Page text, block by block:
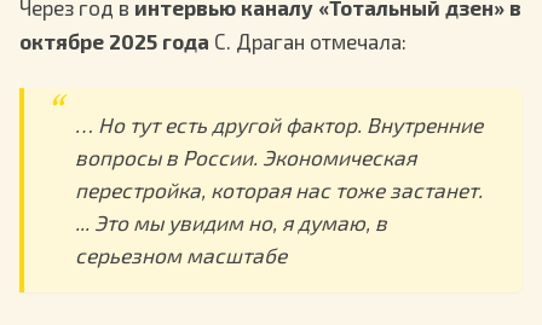
Через год в интервью каналу «Тотальный дзен» в
октябре 2025 года С. Драган отмечала:
… Но тут есть другой фактор. Внутренние
вопросы в России. Экономическая
перестройка, которая нас тоже застанет.
... Это мы увидим но, я думаю, в
серьезном масштабе